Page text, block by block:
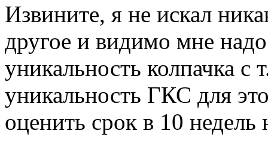
Извините, я не искал
другое и видимо мне
уникальность колпачка
уникальность ГКС для
оценить срок в 10 недель